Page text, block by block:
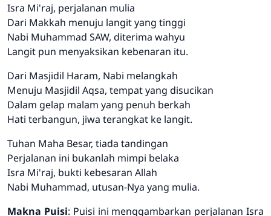
Isra Mi'raj, perjalanan mulia
Dari Makkah menuju langit yang tinggi
Nabi Muhammad SAW, diterima wahyu
Langit pun menyaksikan kebenaran itu.
Dari Masjidil Haram, Nabi melangkah
Menuju Masjidil Aqsa, tempat yang disucikan
Dalam gelap malam yang penuh berkah
Hati terbangun, jiwa terangkat ke langit.
Tuhan Maha Besar, tiada tandingan
Perjalanan ini bukanlah mimpi belaka
Isra Mi'raj, bukti kebesaran Allah
Nabi Muhammad, utusan-Nya yang mulia.
Makna Puisi: Puisi ini menggambarkan perjalanan Isra